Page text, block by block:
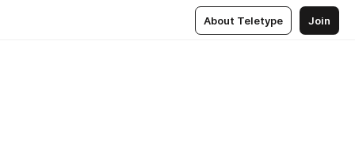
About Teletype Join